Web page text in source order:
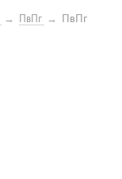
→ ПвПг → ПвПг